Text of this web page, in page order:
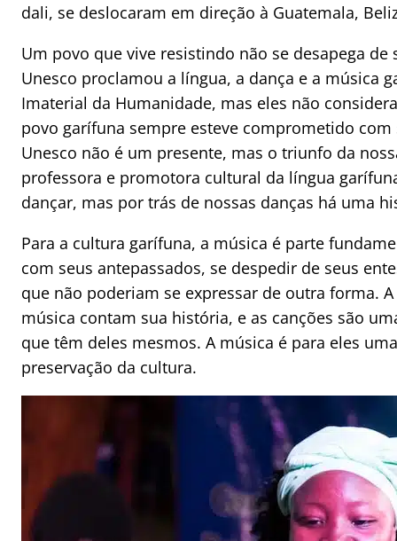
dali, se deslocaram em direção à Guatemala,
Um povo que vive resistindo não se desapega de
Unesco proclamou a língua, a dança e a música
Imaterial da Humanidade, mas eles não
povo garífuna sempre esteve comprometido
Unesco não é um presente, mas o triunfo da
professora e promotora cultural da língua
dançar, mas por trás de nossas danças há uma
Para a cultura garífuna, a música é parte
com seus antepassados, se despedir de seus
que não poderiam se expressar de outra forma.
música contam sua história, e as canções são
que têm deles mesmos. A música é para eles
preservação da cultura.